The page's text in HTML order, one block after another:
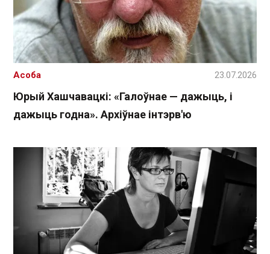
Юрый Хашчавацкі: «Галоўнае — дажыць, і
дажыць годна». Архіўнае інтэрв'ю
Асоба 23.07.2026